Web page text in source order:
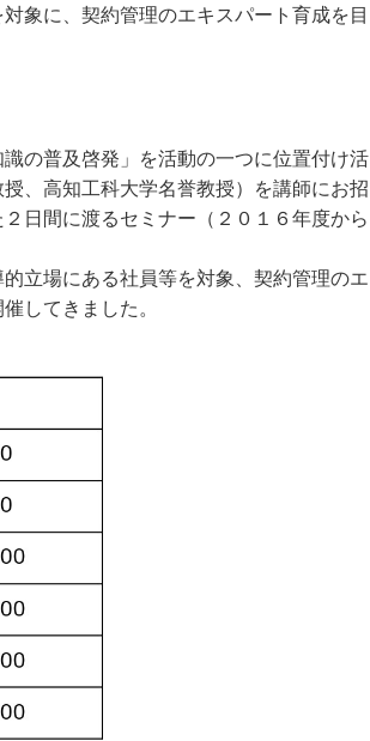
象に、契約管理のエキスパート育成を目
の普及啓発」を活動の一つに位置付け活
、高知工科大学名誉教授）を講師にお招
日間に渡るセミナー（２０１６年度から
立場にある社員等を対象、契約管理のエ
してきました。